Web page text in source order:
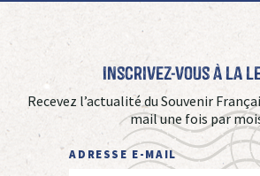
Inscrivez-vous à La
Recevez l’actualité du Souvenir
mail une fois par
ADRESSE E-MAIL